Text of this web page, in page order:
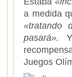
a medida
«tratando
pasará».
Juegos